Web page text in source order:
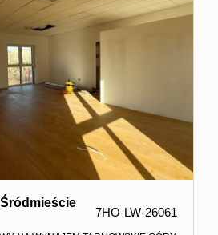
Zgłoś
ofertę
Śródmieście
7HO-LW-26061